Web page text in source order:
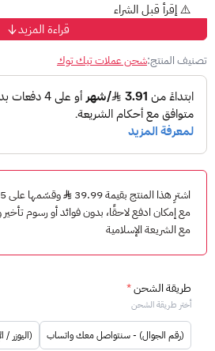
⚠️ ​إقرأ قبل الشراء
اشحن حسابك بمرونة تناسب خصوصيتك.
شحن سريع وآمن 100%
بكل بساطة!
• ​مدة الشحن:
من5 إلى 30 دقيقة.
(قد تصل إلى ساعة في حال تفعيلالتحقق
• ​​​طريقة الشحن:
1- عبر اليوزر/الإيميل وكلمة السر.
"نشحن لك فوراً".
قراءة المزيد
تصنيف المنتج:شحن عملات تيك توك
اشترِ هذا المنتج بقيمة 39.99
مع إمكان ادفع لاحقًا، بدون فوائد أو رسوم
مع الشريعة الإسلامية
طريقة الشحن*
أختر طريقة الشحن
(رقم الجوال) - سنتواصل معك واتساب (اليوزر